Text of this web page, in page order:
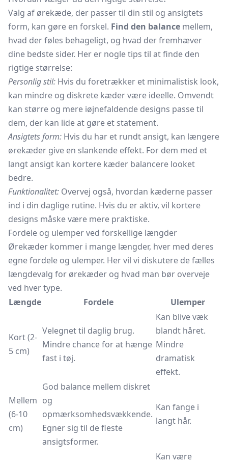
Valg af ørekæde, der passer til din stil og ansigtets
form, kan gøre en forskel. Find den balance mellem,
hvad der føles behageligt, og hvad der fremhæver
dine bedste sider. Her er nogle tips til at finde den
rigtige størrelse:
Personlig stil: Hvis du foretrækker et minimalistisk look,
kan mindre og diskrete kæder være ideelle. Omvendt
kan større og mere iøjnefaldende designs passe til
dem, der kan lide at gøre et statement.
Ansigtets form: Hvis du har et rundt ansigt, kan længere
ørekæder give en slankende effekt. For dem med et
langt ansigt kan kortere kæder balancere looket
bedre.
Funktionalitet: Overvej også, hvordan kæderne passer
ind i din daglige rutine. Hvis du er aktiv, vil kortere
designs måske være mere praktiske.
Fordele og ulemper ved forskellige længder
Ørekæder kommer i mange længder, hver med deres
egne fordele og ulemper. Her vil vi diskutere de fælles
længdevalg for ørekæder og hvad man bør overveje
ved hver type.
Længde
Fordele Ulemper
Kort (2-
5 cm)
Velegnet til daglig brug.
Mindre chance for at hænge
fast i tøj.
Kan blive væk
blandt håret.
Mindre
dramatisk
effekt.
Mellem
(6-10
cm)
God balance mellem diskret
og
opmærksomhedsvækkende.
Egner sig til de fleste
ansigtsformer.
Kan fange i
langt hår.
Kan være